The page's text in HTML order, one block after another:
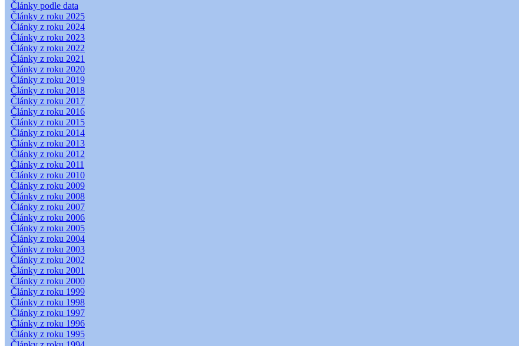
Články podle data
Články z roku 2025
Články z roku 2024
Články z roku 2023
Články z roku 2022
Články z roku 2021
Články z roku 2020
Články z roku 2019
Články z roku 2018
Články z roku 2017
Články z roku 2016
Články z roku 2015
Články z roku 2014
Články z roku 2013
Články z roku 2012
Články z roku 2011
Články z roku 2010
Články z roku 2009
Články z roku 2008
Články z roku 2007
Články z roku 2006
Články z roku 2005
Články z roku 2004
Články z roku 2003
Články z roku 2002
Články z roku 2001
Články z roku 2000
Články z roku 1999
Články z roku 1998
Články z roku 1997
Články z roku 1996
Články z roku 1995